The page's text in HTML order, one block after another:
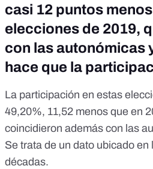
casi 12 puntos
elecciones de 2019,
con las autonómicas
hace que la
La participación en estas
49,20%, 11,52 menos que en
coincidieron además con las
Se trata de un dato ubicado
décadas.